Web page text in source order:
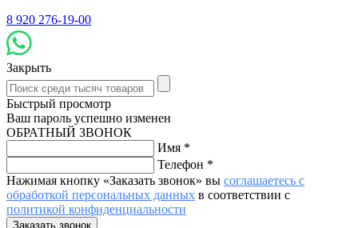
8 920 276-19-00
Закрыть
Быстрый просмотр
Ваш пароль успешно изменен
ОБРАТНЫЙ ЗВОНОК
Имя *
Телефон *
Нажимая кнопку «Заказать звонок» вы соглашаетесь с
обработкой персональных данных в соответствии с
политикой конфиденциальности